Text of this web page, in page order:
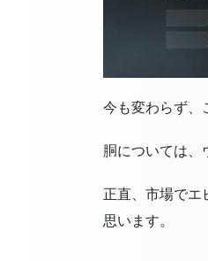
今も変わらず、
胴については、
正直、市場でエ
思います。